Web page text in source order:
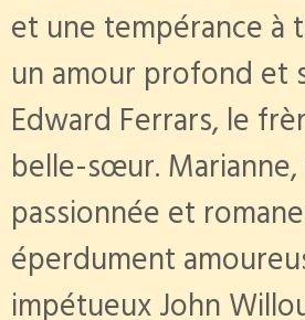
et une tempérance
un amour profond et
Edward Ferrars, le
belle-sœur.
passionnée et
éperdument